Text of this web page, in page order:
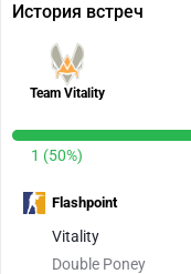
История встреч
Team Vitality
1 (50%)
Vitality
Double Poney
Flashpoint